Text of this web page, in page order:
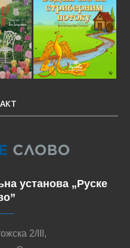
установа „Руске
2/III,